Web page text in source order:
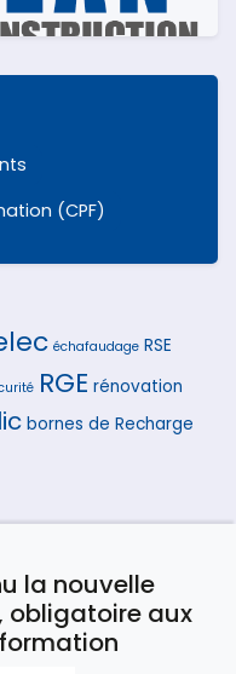
(CPF)
échafaudage RSE
RGE rénovation
bornes de Recharge
la nouvelle
obligatoire aux